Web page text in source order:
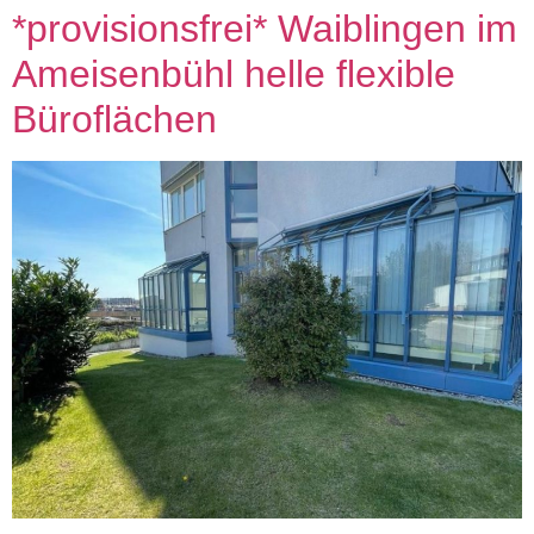
*provisionsfrei* Waiblingen im
Ameisenbühl helle flexible
Büroflächen